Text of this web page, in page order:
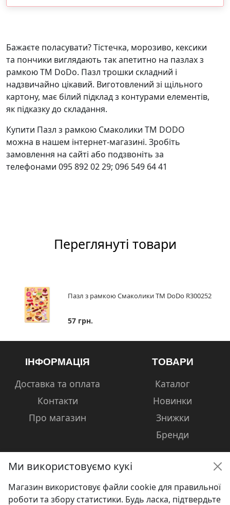
Бажаєте поласувати? Тістечка, морозиво, кексики
та пончики виглядають так апетитно на пазлах з
рамкою ТМ DoDo. Пазл трошки складний і
надзвичайно цікавий. Виготовлений зі щільного
картону, має білий підклад з контурами елементів,
як підказку до складання.
Купити Пазл з рамкою Смаколики ТМ DODO
можна в нашем інтернет-магазині. Зробіть
замовлення на сайті або подзвоніть за
телефонами 095 892 02 29; 096 549 64 41
Переглянуті товари
Пазл з рамкою Смаколики ТМ DoDo R300252
57 грн.
ІНФОРМАЦІЯ
Доставка та оплата
Контакти
Про магазин
ТОВАРИ
Каталог
Новинки
Знижки
Бренди
КОНТАКТИ
Ми використовуємо кукі
Магазин використовує файли cookie для правильної
роботи та збору статистики. Будь ласка, підтвердьте